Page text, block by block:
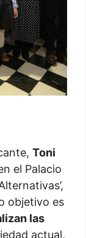
Toni
el Palacio
objetivo es
las
actual,